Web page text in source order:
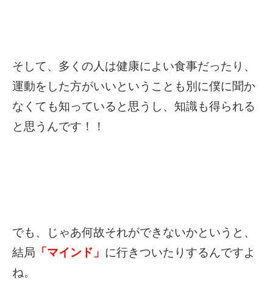
そして、多くの人は健康によい食事だったり、
運動をした方がいいということも別に僕に聞か
なくても知っていると思うし、知識も得られる
と思うんです！！
でも、じゃあ何故それができないかというと、
結局 「マインド」 に行きついたりするんですよ
ね。